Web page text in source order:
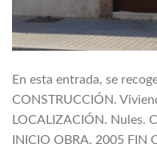
En esta entrada, se
CONSTRUCCIÓN.
LOCALIZACIÓN. Nules.
INICIO OBRA. 2005 FIN